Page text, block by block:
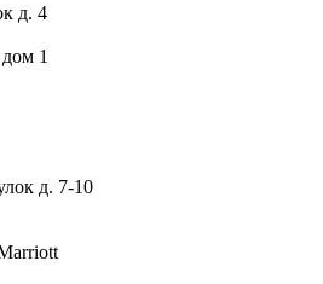
д. 4
1
д. 7-10